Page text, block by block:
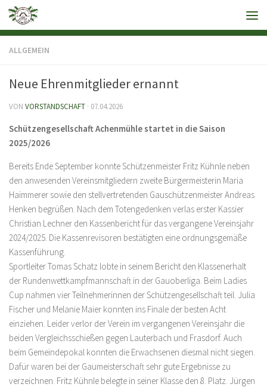
ALLGEMEIN
Neue Ehrenmitglieder ernannt
VON VORSTANDSCHAFT · 07.04.2026
Schützengesellschaft Achenmühle startet in die Saison
2025/2026
Bereits Ende September konnte Schützenmeister Fritz Kühnle neben
den anwesenden Vereinsmitgliedern zweite Bürgermeisterin Maria
Haimmerer sowie den stellvertretenden Gauschützenmeister Andreas
Henken begrüßen. Nach dem Totengedenken verlas erster Kassier
Christian Lechner den Kassenbericht für das vergangene Vereinsjahr
2024/2025. Die Kassenrevisoren bestätigten eine ordnungsgemäße
Kassenführung.
Sportleiter Tomas Schatz lobte in seinem Bericht den Klassenerhalt
der Rundenwettkampfmannschaft in der Gauoberliga. Beim Ladies
Cup nahmen vier Teilnehmerinnen der Schützengesellschaft teil. Julia
Fischer und Melanie Maier konnten ins Finale der besten Acht
einziehen. Leider verlor der Verein im vergangenen Vereinsjahr die
beiden Vergleichsschießen gegen Lauterbach und Frasdorf. Auch
beim Gemeindepokal konnten die Erwachsenen diesmal nicht siegen.
Dafür waren bei der Gaumeisterschaft sehr gute Ergebnisse zu
verzeichnen. Fritz Kühnle belegte in seiner Klasse den 8. Platz. Jürgen